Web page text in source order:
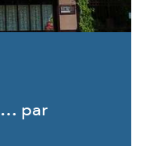
par